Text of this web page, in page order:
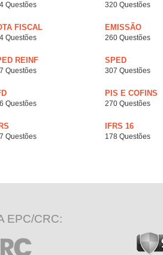
Questões 320 Questões
FISCAL
Questões
EMISSÃO
260 Questões
REINF
Questões
SPED
307 Questões
Questões
PIS E COFINS
270 Questões
Questões
IFRS 16
178 Questões
EPC/CRC: